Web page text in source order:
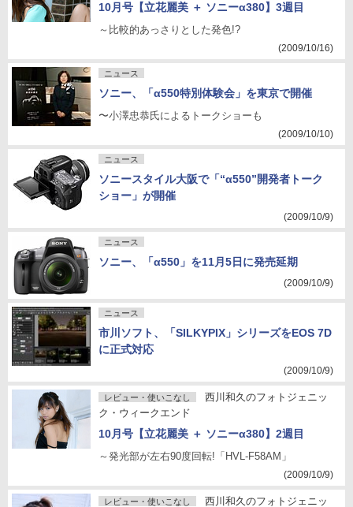
10月号【立花麗美 ＋ ソニーα380】3週目
～比較的あっさりとした発色!?
(2009/10/16)
ニュース
ソニー、「α550特別体験会」を東京で開催
〜小澤忠恭氏によるトークショーも
(2009/10/10)
ニュース
ソニースタイル大阪で「“α550”開発者トーク
ショー」が開催
(2009/10/9)
ニュース
ソニー、「α550」を11月5日に発売延期
(2009/10/9)
ニュース
市川ソフト、「SILKYPIX」シリーズをEOS 7D
に正式対応
(2009/10/9)
レビュー・使いこなし
西川和久のフォトジェニッ
ク・ウィークエンド
10月号【立花麗美 ＋ ソニーα380】2週目
～発光部が左右90度回転!「HVL-F58AM」
(2009/10/9)
レビュー・使いこなし 西川和久のフォトジェニッ